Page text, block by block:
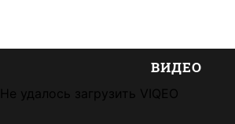
ВИДЕО
Не удалось загрузить VIQEO